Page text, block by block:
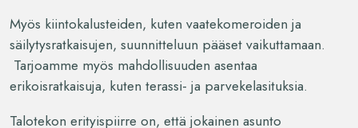
Myös kiintokalusteiden, kuten vaatekomeroiden ja
säilytysratkaisujen, suunnitteluun pääset vaikuttamaan.
Tarjoamme myös mahdollisuuden asentaa
erikoisratkaisuja, kuten terassi- ja parvekelasituksia.
Talotekon erityispiirre on, että jokainen asunto